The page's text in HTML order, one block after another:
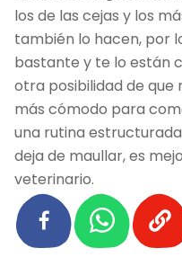
los de las cejas y los
también lo hacen, por
bastante y te lo están
otra posibilidad de
más cómodo para
una rutina
deja de maullar, es
veterinario.